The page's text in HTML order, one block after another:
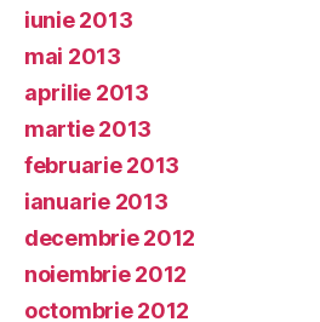
iunie 2013
mai 2013
aprilie 2013
martie 2013
februarie 2013
ianuarie 2013
decembrie 2012
noiembrie 2012
octombrie 2012